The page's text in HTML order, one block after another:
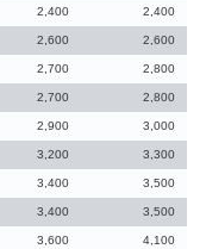
2,400 2,400
2,600 2,600
2,700 2,800
2,700 2,800
2,900 3,000
3,200 3,300
3,400 3,500
3,400 3,500
3,600 4,100